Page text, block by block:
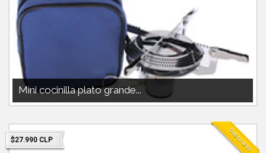
Mini cocinilla plato grande...
MINI COCINILLA CAMPSOR PESO 250GCOMPATIBLE CON GAS DOITE
$27.990 CLP Destacado